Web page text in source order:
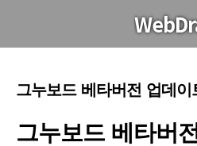
그누보드 베타버전 업데
그누보드 베타버